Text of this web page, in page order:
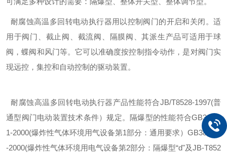
耐腐蚀高温多回转电动执行器用以控制阀门的开启和关闭。适
用于阀门、截止阀、截流阀、隔膜阀、其派生产品可适用于球
阀，蝶阀和风门等。它可以准确度按控制指令动作，是对阀门实
现远控，集控和自动控制的驱动装置。
耐腐蚀高温多回转电动执行器产品性能符合JB/T8528-1997(普
通型阀门电动装置技术条件）规定。隔爆型的性能符合GB3836.
1-2000(爆炸性气体环境用气设备第1部分：通用要求）GB3836.2
-2000(爆炸性气体环境用电气设备第2部分：隔爆型“d"及JB-T852